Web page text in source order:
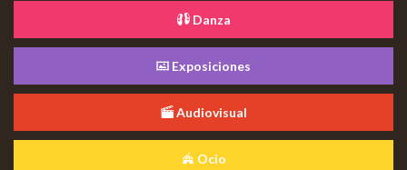
Danza
Exposiciones
Audiovisual
Ocio